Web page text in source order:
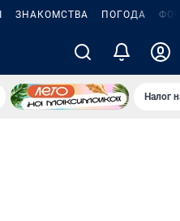
ЗНАКОМСТВА ПОГОДА
Налог